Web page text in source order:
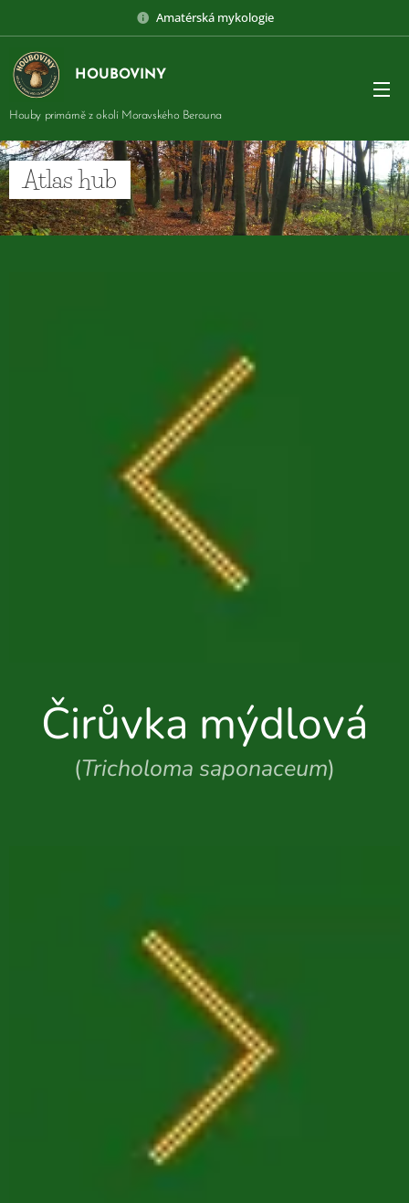
Amatérská mykologie
HOUBOVINY
Houby primárně z okolí Moravského Berouna
Atlas hub
Čirůvka mýdlová
(Tricholoma saponaceum)